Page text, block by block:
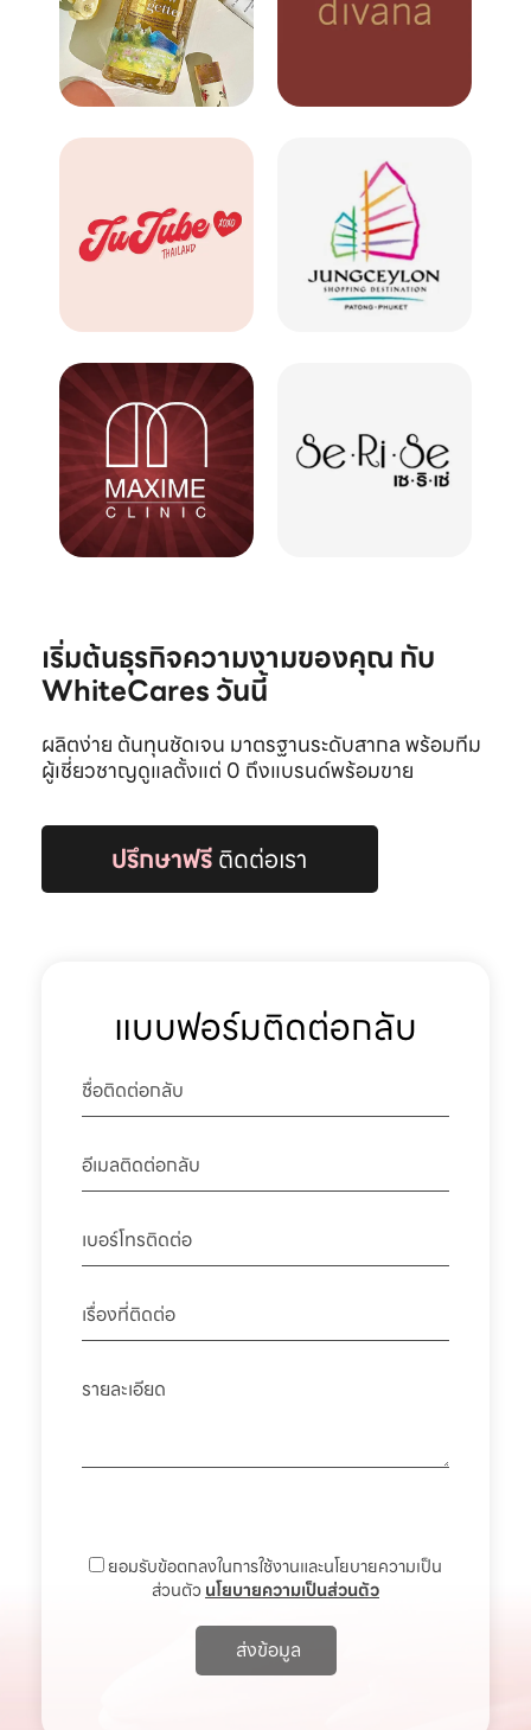
เริ่มต้นธุรกิจความงามของคุณ กับ
WhiteCares วันนี้
ผลิตง่าย ต้นทุนชัดเจน มาตรฐานระดับสากล พร้อมทีม
ผู้เชี่ยวชาญดูแลตั้งแต่ 0 ถึงแบรนด์พร้อมขาย
ปรึกษาฟรีติดต่อเรา
แบบฟอร์มติดต่อกลับ
ยอมรับข้อตกลงในการใช้งานและนโยบายความเป็น
ส่วนตัว นโยบายความเป็นส่วนตัว
ส่งข้อมูล